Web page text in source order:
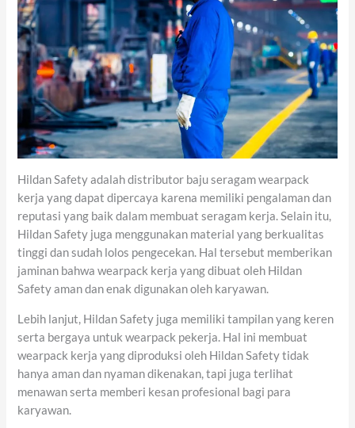
Hildan Safety adalah distributor baju seragam wearpack
kerja yang dapat dipercaya karena memiliki pengalaman dan
reputasi yang baik dalam membuat seragam kerja. Selain itu,
Hildan Safety juga menggunakan material yang berkualitas
tinggi dan sudah lolos pengecekan. Hal tersebut memberikan
jaminan bahwa wearpack kerja yang dibuat oleh Hildan
Safety aman dan enak digunakan oleh karyawan.
Lebih lanjut, Hildan Safety juga memiliki tampilan yang keren
serta bergaya untuk wearpack pekerja. Hal ini membuat
wearpack kerja yang diproduksi oleh Hildan Safety tidak
hanya aman dan nyaman dikenakan, tapi juga terlihat
menawan serta memberi kesan profesional bagi para
karyawan.